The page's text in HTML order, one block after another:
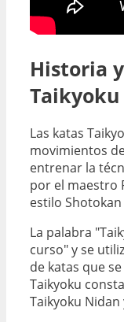
Historia
Taikyoku
Las katas
movimientos
entrenar la
por el maestro
estilo
La palabra
curso" y se
de katas que
Taikyoku
Taikyoku Nidan